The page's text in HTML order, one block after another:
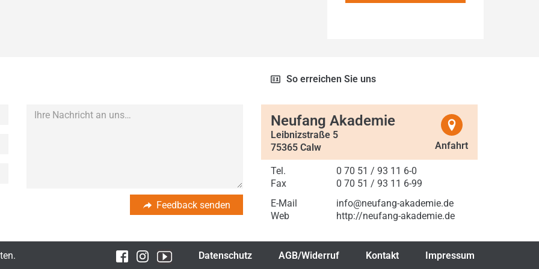
Feedback senden
So erreichen Sie uns
Neufang Akademie
Leibnizstraße 5
75365 Calw
Anfahrt
Tel.
0 70 51 / 93 11 6-0
Fax
0 70 51 / 93 11 6-99
E-Mail
info@neufang-akademie.de
Web
http://neufang-akademie.de
Datenschutz AGB/Widerruf Kontakt Impressum